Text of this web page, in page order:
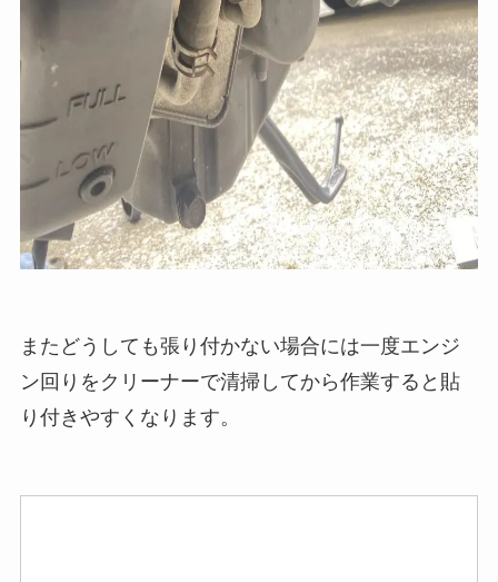
またどうしても張り付かない場合には一度エンジ
ン回りをクリーナーで清掃してから作業すると貼
り付きやすくなります。